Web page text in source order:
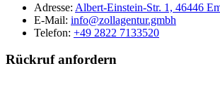
Adresse: Albert-Einstein-Str. 1, 46446
E-Mail: info@zollagentur.gmbh
Telefon: +49 2822 7133520
Rückruf anfordern